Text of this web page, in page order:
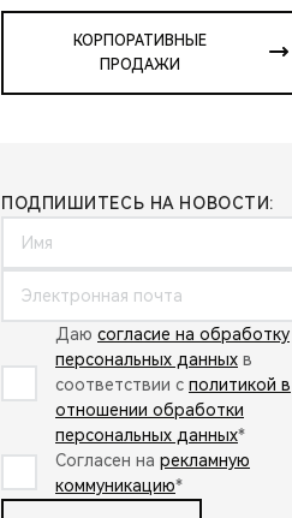
КОРПОРАТИВНЫЕ
ПРОДАЖИ
ПОДПИШИТЕСЬ НА НОВОСТИ:
Даю согласие на обработку
персональных данных в
соответствии с политикой в
отношении обработки
персональных данных*
Согласен на рекламную
коммуникацию*